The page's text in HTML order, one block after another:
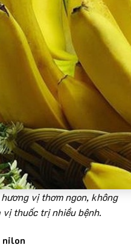
vị thơm ngon, không
vị thuốc trị nhiều bệnh.
nilon